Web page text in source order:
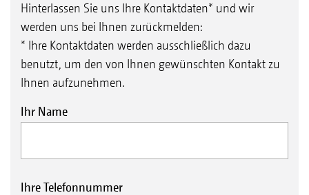
Hinterlassen Sie uns Ihre Kontaktdaten* und wir
werden uns bei Ihnen zurückmelden:
* Ihre Kontaktdaten werden ausschließlich dazu
benutzt, um den von Ihnen gewünschten Kontakt zu
Ihnen aufzunehmen.
Ihr Name
Ihre Telefonnummer